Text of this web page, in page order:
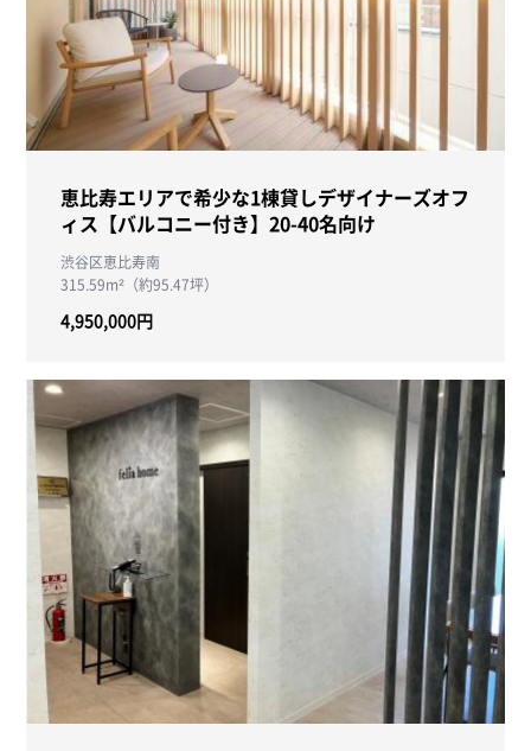
恵比寿エリアで希少な1棟貸しデザイナーズオフ
ィス【バルコニー付き】20-40名向け
渋谷区恵比寿南
315.59m²（約95.47坪）
4,950,000円